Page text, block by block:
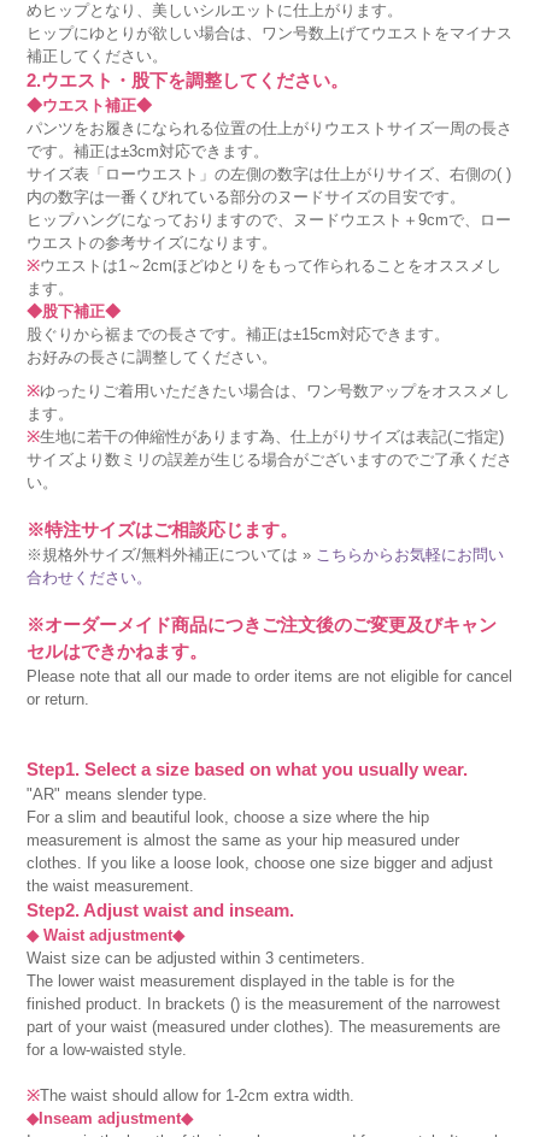
めヒップとなり、美しいシルエットに仕上がります。
ヒップにゆとりが欲しい場合は、ワン号数上げてウエストをマイナス
補正してください。
2.ウエスト・股下を調整してください。
◆ウエスト補正◆
パンツをお履きになられる位置の仕上がりウエストサイズ一周の長さ
です。補正は±3cm対応できます。
サイズ表「ローウエスト」の左側の数字は仕上がりサイズ、右側の( )
内の数字は一番くびれている部分のヌードサイズの目安です。
ヒップハングになっておりますので、ヌードウエスト＋9cmで、ロー
ウエストの参考サイズになります。
※ウエストは1～2cmほどゆとりをもって作られることをオススメし
ます。
◆股下補正◆
股ぐりから裾までの長さです。補正は±15cm対応できます。
お好みの長さに調整してください。
※ゆったりご着用いただきたい場合は、ワン号数アップをオススメし
ます。
※生地に若干の伸縮性があります為、仕上がりサイズは表記(ご指定)
サイズより数ミリの誤差が生じる場合がございますのでご了承くださ
い。
※特注サイズはご相談応じます。
※規格外サイズ/無料外補正については » こちらからお気軽にお問い
合わせください。
※オーダーメイド商品につきご注文後のご変更及びキャン
セルはできかねます。
Please note that all our made to order items are not eligible for cancel
or return.
Step1. Select a size based on what you usually wear.
"AR" means slender type.
For a slim and beautiful look, choose a size where the hip
measurement is almost the same as your hip measured under
clothes. If you like a loose look, choose one size bigger and adjust
the waist measurement.
Step2. Adjust waist and inseam.
◆ Waist adjustment◆
Waist size can be adjusted within 3 centimeters.
The lower waist measurement displayed in the table is for the
finished product. In brackets () is the measurement of the narrowest
part of your waist (measured under clothes). The measurements are
for a low-waisted style.
※The waist should allow for 1-2cm extra width.
◆Inseam adjustment◆